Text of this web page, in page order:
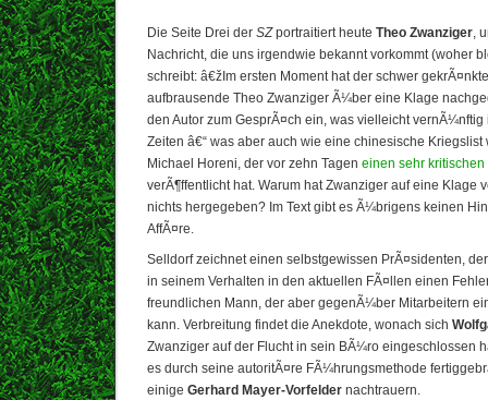
Die Seite Drei der SZportraitiert heute Theo Zwanziger,
Nachricht, die uns irgendwie bekannt vorkommt (woher
schreibt: â€žIm ersten Moment hat der schwer
aufbrausende Theo Zwanziger Ã¼ber eine Klage
den Autor zum GesprÃ¤ch ein, was vielleicht
Zeiten â€“ was aber auch wie eine chinesische
Michael Horeni, der vor zehn Tagen einen sehr kritischen
verÃ¶ffentlicht hat. Warum hat Zwanziger auf eine Klage
nichts hergegeben? Im Text gibt es Ã¼brigens keinen
AffÃ¤re.
Selldorf zeichnet einen selbstgewissen PrÃ¤sidenten,
in seinem Verhalten in den aktuellen FÃ¤llen einen
freundlichen Mann, der aber gegenÃ¼ber Mitarbeitern
kann. Verbreitung findet die Anekdote, wonach sich
Zwanziger auf der Flucht in sein BÃ¼ro eingeschlossen
es durch seine autoritÃ¤re FÃ¼hrungsmethode
einige Gerhard Mayer-Vorfelder nachtrauern.